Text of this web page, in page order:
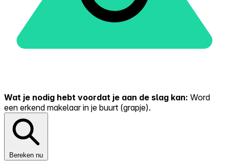
Wat je nodig hebt voordat je aan de slag kan: Word
een erkend makelaar in je buurt (grapje).
Bereken nu